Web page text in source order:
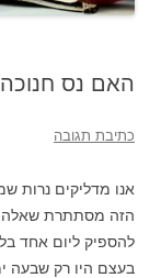
האם נס
כתיבת תגובה
אנו מדליקים נרות
הזה מסתתרת שאלה
להספיק ליום אחד
בעצם היו רק שבעה